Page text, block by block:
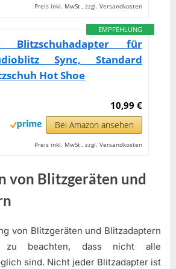
Preis inkl. MwSt., zzgl. Versandkosten
EMPFEHLUNG
Blitzschuhadapter für
Sync, Standard
Hot Shoe
10,99 €
Bei Amazon ansehen
Preis inkl. MwSt., zzgl. Versandkosten
von Blitzgeräten und
von Blitzgeräten und Blitzadaptern
beachten, dass nicht alle
sind. Nicht jeder Blitzadapter ist